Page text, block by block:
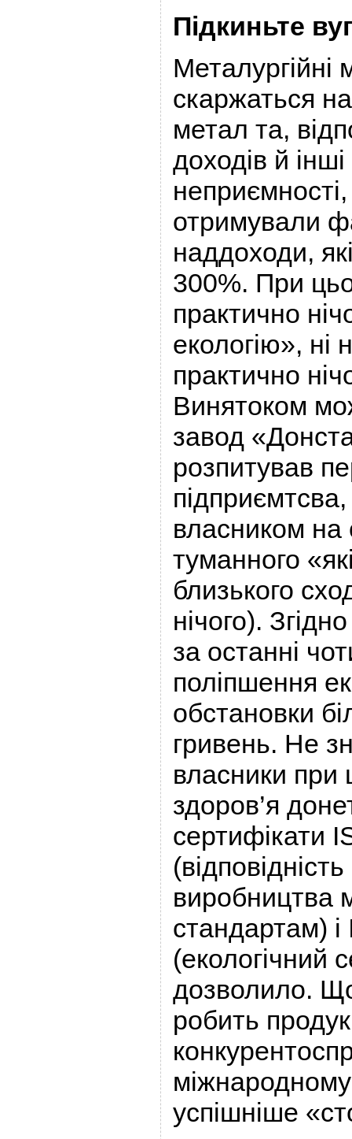
Підкиньте
Металургійні
скаржаться
метал та,
доходів й інші
отримували
наддоходи,
300%. При
практично
екологію», ні
практично
Винятоком
завод
розпитував
власником на
туманного
близького
нічого).
за останні
поліпшення
обстановки
гривень. Не
власники
здоров’я
сертифікати
виробництва
стандартам)
(екологічний
дозволило.
робить
успішніше